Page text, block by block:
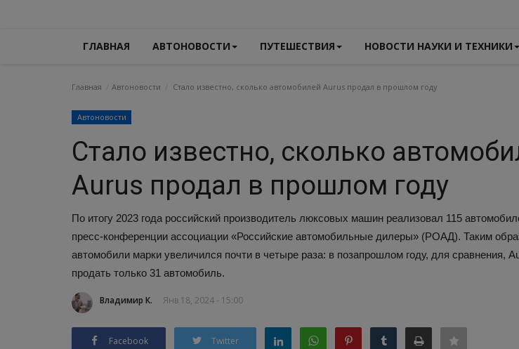
ГЛАВНАЯ АВТОНОВОСТИ ПУТЕШЕСТВИЯ НОВОСТИ НАУКИ И ТЕХНИКИ
Главная Автоновости Стало известно, сколько автомобилей Aurus продал в прошлом году
Автоновости
Стало известно, сколько
Aurus продал в прошлом году
По итогу 2023 года российский производитель люксовых машин реализовал 115
пресс-конференции ассоциации «Российские автомобильные дилеры» (РОАД). Таким
автомобили марки увеличился почти в четыре раза: в позапрошлом году, для сравнения,
продать только 31 автомобиль.
Владимир К. Янв 18, 2024 - 15:00
Facebook Twitter